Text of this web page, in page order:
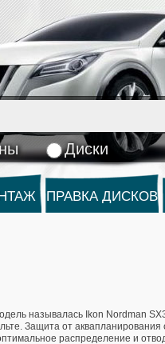
Диски
ПРАВКА ДИСКОВ
называлась Ikon Nordman
Защита от аквапланирования
распределение и